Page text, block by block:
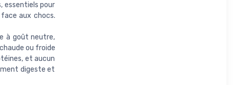
essentiels pour
aux chocs.
à goût neutre,
ou froide
et aucun
digeste et